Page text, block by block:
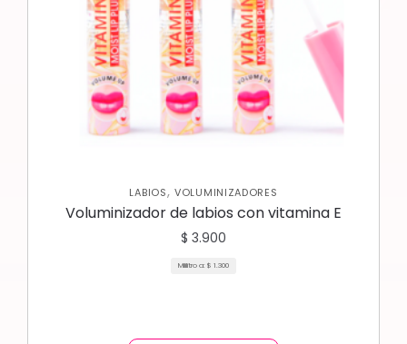
LABIOS,VOLUMINIZADORES
Voluminizador de labios con vitamina E
$ 3.900
Mililitro a: $ 1.300